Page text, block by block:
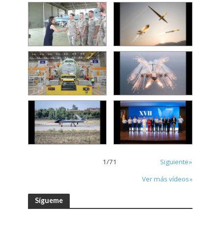
1/71
Siguiente»
Ver más vídeos»
Sígueme